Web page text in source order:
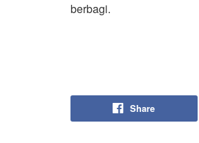
berbagi.
Share